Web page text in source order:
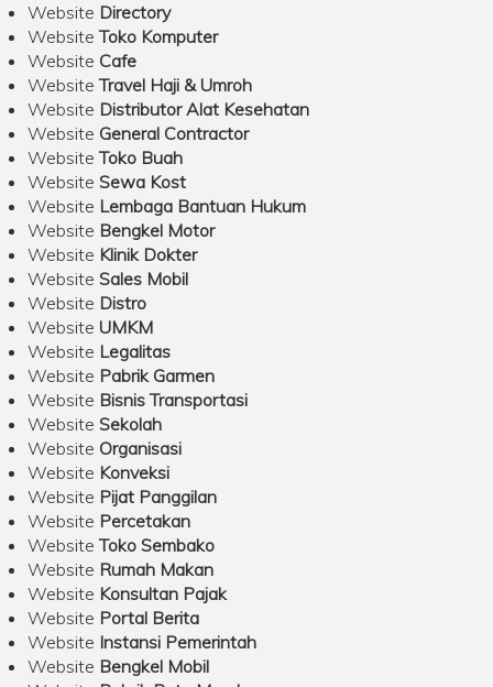
Website Directory
WebsiteToko Komputer
Website Cafe
WebsiteTravel Haji & Umroh
Website Distributor Alat Kesehatan
Website General Contractor
WebsiteToko Buah
Website Sewa Kost
Website Lembaga Bantuan Hukum
Website Bengkel Motor
Website Klinik Dokter
Website Sales Mobil
Website Distro
Website UMKM
Website Legalitas
Website Pabrik Garmen
Website Bisnis Transportasi
Website Sekolah
Website Organisasi
Website Konveksi
Website Pijat Panggilan
Website Percetakan
WebsiteToko Sembako
Website Rumah Makan
Website Konsultan Pajak
Website Portal Berita
Website Instansi Pemerintah
Website Bengkel Mobil